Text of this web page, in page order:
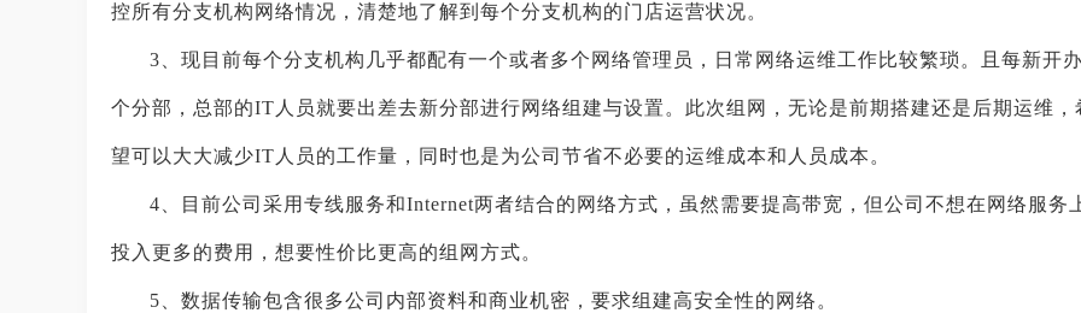
控所有分支机构网络情况，清楚地了解到每个分支机构的门店运营状况。
3、现目前每个分支机构几乎都配有一个或者多个网络管理员，日常网络运维工作比较繁琐。且每新开
个分部，总部的IT人员就要出差去新分部进行网络组建与设置。此次组网，无论是前期搭建还是后期运维，
望可以大大减少IT人员的工作量，同时也是为公司节省不必要的运维成本和人员成本。
4、目前公司采用专线服务和Internet两者结合的网络方式，虽然需要提高带宽，但公司不想在网络服务
投入更多的费用，想要性价比更高的组网方式。
5、数据传输包含很多公司内部资料和商业机密，要求组建高安全性的网络。